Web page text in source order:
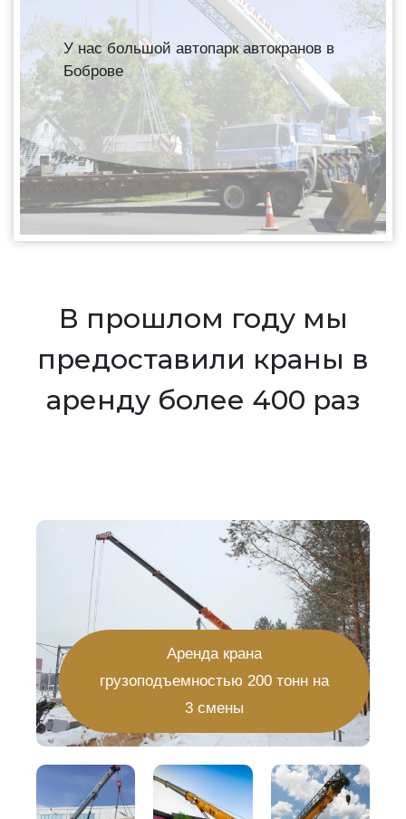
У нас большой автопарк автокранов в
Боброве
В прошлом году мы
предоставили краны в
аренду более 400 раз
Аренда крана
грузоподъемностью 200 тонн на
3 смены